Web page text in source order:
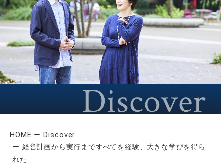
HOME
Discover
経営計画から実行まですべてを経験、大きな学びを得ら
れた